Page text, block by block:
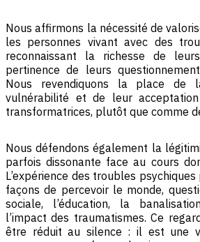
Nous affirmons la nécessité de
les personnes vivant avec des
reconnaissant la richesse de
pertinence de leurs
Nous revendiquons la place de
vulnérabilité et de leur
transformatrices, plutôt que comme
Nous défendons également la
parfois dissonante face au cours
L’expérience des troubles
façons de percevoir le monde,
sociale, l’éducation, la
l’impact des traumatismes. Ce
être réduit au silence : il est une